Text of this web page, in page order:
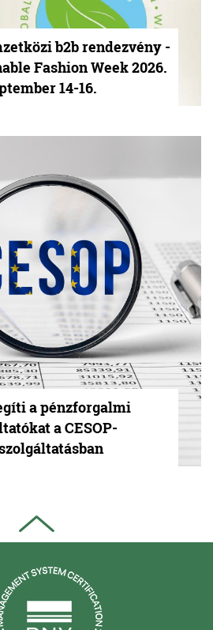
b2b rendezvény -
Fashion Week 2026.
14-16.
a pénzforgalmi
a CESOP-